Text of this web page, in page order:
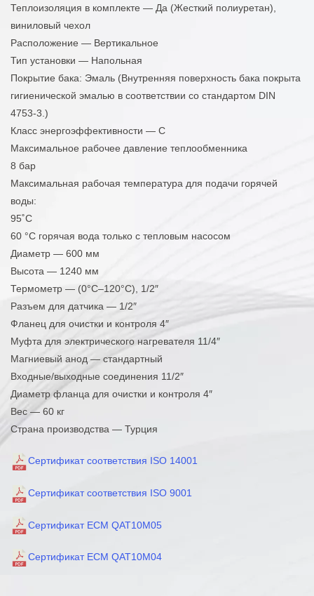
Теплоизоляция в комплекте — Да (Жесткий полиуретан),
виниловый чехол
Расположение — Вертикальное
Тип установки — Напольная
Покрытие бака: Эмаль (Внутренняя поверхность бака покрыта
гигиенической эмалью в соответствии со стандартом DIN
4753-3.)
Класс энергоэффективности — C
Максимальное рабочее давление теплообменника
8 бар
Максимальная рабочая температура для подачи горячей
воды:
95˚C
60 °C горячая вода только с тепловым насосом
Диаметр — 600 мм
Высота — 1240 мм
Термометр — (0°C–120°C), 1/2″
Разъем для датчика — 1/2″
Фланец для очистки и контроля 4″
Муфта для электрического нагревателя 11/4″
Магниевый анод — стандартный
Входные/выходные соединения 11/2″
Диаметр фланца для очистки и контроля 4″
Вес — 60 кг
Страна производства — Турция
Сертификат соответствия ISO 14001
Сертификат соответствия ISO 9001
Сертификат ECM QAT10M05
Сертификат ECM QAT10M04